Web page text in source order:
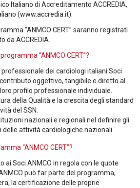
Italiano di Accreditamento ACCREDIA,
(www.accredia.it).
“ANMCO CERT” saranno registrati
da ACCREDIA.
“ANMCO CERT”?
professionale dei cardiologi italiani Soci
oggettivo, tangibile e diretto al
profilo professionale individuale.
della Qualità e la crescita degli standard
del SSN.
nazionali e regionali nel definire gli
attività cardiologiche nazionali.
“ANMCO CERT”?
ai Soci ANMCO in regola con le quote
può far parte del programma,
la certificazione delle proprie